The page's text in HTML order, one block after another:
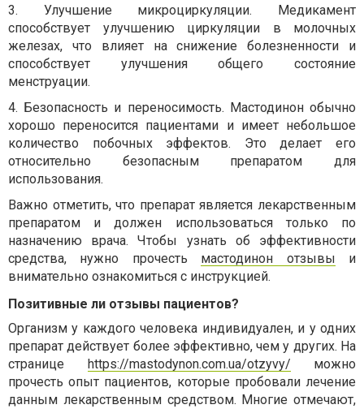
3. Улучшение микроциркуляции. Медикамент
способствует улучшению циркуляции в молочных
железах, что влияет на снижение болезненности и
способствует улучшения общего состояние
менструации.
4. Безопасность и переносимость. Мастодинон обычно
хорошо переносится пациентами и имеет небольшое
количество побочных эффектов. Это делает его
относительно безопасным препаратом для
использования.
Важно отметить, что препарат является лекарственным
препаратом и должен использоваться только по
назначению врача. Чтобы узнать об эффективности
средства, нужно прочесть мастодинон отзывы и
внимательно ознакомиться с инструкцией.
Позитивные ли отзывы пациентов?
Организм у каждого человека индивидуален, и у одних
препарат действует более эффективно, чем у других. На
странице
https://mastodynon.com.ua/otzyvy/ можно
прочесть опыт пациентов, которые пробовали лечение
данным лекарственным средством. Многие отмечают,